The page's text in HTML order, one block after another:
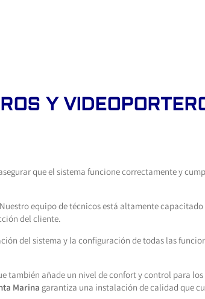
Y
que el sistema funcione correctamente y
equipo de técnicos está altamente capacitado
del cliente.
del sistema y la configuración de todas las
también añade un nivel de confort y control para los
Marinagarantiza una instalación de calidad que